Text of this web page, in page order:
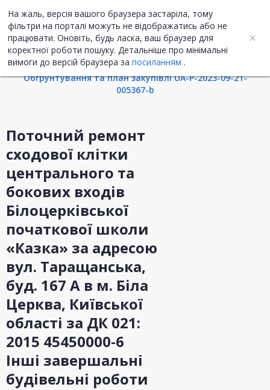
На жаль, версія вашого браузера застаріла, тому
фільтри на порталі можуть не відображатись або не
працювати. Оновіть, будь ласка, ваш браузер для
коректної роботи пошуку. Детальніше про мінімальні
вимоги до версій браузера за посиланням .
UA ENG
Інформація про закупівлю
Обгрунтування та план закупівлі UA-P-2023-09-21-
005367-b
Поточний ремонт
сходової клітки
центрального та
бокових входів
Білоцерківської
початкової школи
«Казка» за адресою
вул. Таращанська,
буд. 167 А в м. Біла
Церква, Київської
області за ДК 021:
2015 45450000-6
Інші завершальні
будівельні роботи